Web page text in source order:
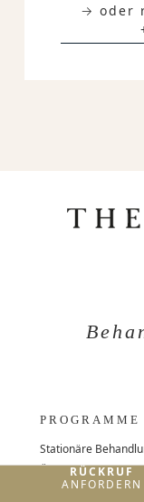
→ oder
PROGRAMME
Stationäre
Übergangspflege
Kontinuität
RÜCKRUF
ANFORDERN